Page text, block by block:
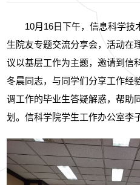
10月16日下午，信息科学技
生院友专题交流分享会，活动在
议以基层工作为主题，邀请到信
冬晨同志，与同学们分享工作经
调工作的毕业生答疑解惑，帮助
划。信科学院学生工作办公室李